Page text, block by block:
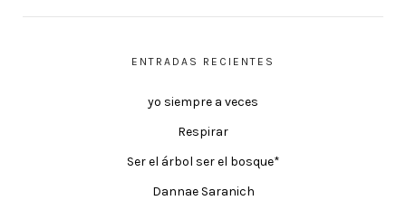
ENTRADAS RECIENTES
yo siempre a veces
Respirar
Ser el árbol ser el bosque*
Dannae Saranich